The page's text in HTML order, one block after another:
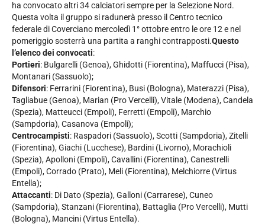
ha convocato altri 34 calciatori sempre per la Selezione Nord.
Questa volta il gruppo si radunerà presso il Centro tecnico
federale di Coverciano mercoledì 1° ottobre entro le ore 12 e nel
pomeriggio sosterrà una partita a ranghi contrapposti.Questo
l’elenco dei convocati:
Portieri: Bulgarelli (Genoa), Ghidotti (Fiorentina), Maffucci (Pisa),
Montanari (Sassuolo);
Difensori: Ferrarini (Fiorentina), Busi (Bologna), Materazzi (Pisa),
Tagliabue (Genoa), Marian (Pro Vercelli), Vitale (Modena), Candela
(Spezia), Matteucci (Empoli), Ferretti (Empoli), Marchio
(Sampdoria), Casanova (Empoli);
Centrocampisti: Raspadori (Sassuolo), Scotti (Sampdoria), Zitelli
(Fiorentina), Giachi (Lucchese), Bardini (Livorno), Morachioli
(Spezia), Apolloni (Empoli), Cavallini (Fiorentina), Canestrelli
(Empoli), Corrado (Prato), Meli (Fiorentina), Melchiorre (Virtus
Entella);
Attaccanti: Di Dato (Spezia), Galloni (Carrarese), Cuneo
(Sampdoria), Stanzani (Fiorentina), Battaglia (Pro Vercelli), Mutti
(Bologna), Mancini (Virtus Entella).